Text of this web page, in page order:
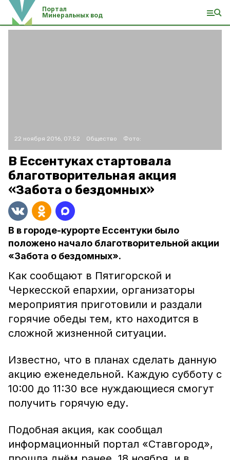
Портал
Минеральных вод
22 ноября 2016, 07:52 Общество Фото:
В Ессентуках стартовала
благотворительная акция
«Забота о бездомных»
В в городе-курорте Ессентуки было
положено начало благотворительной акции
«Забота о бездомных».
Как сообщают в Пятигорской и
Черкесской епархии, организаторы
мероприятия приготовили и раздали
горячие обеды тем, кто находится в
сложной жизненной ситуации.
Известно, что в планах сделать данную
акцию еженедельной. Каждую субботу с
10:00 до 11:30 все нуждающиеся смогут
получить горячую еду.
Подобная акция, как сообщал
информационный портал «Ставгород»,